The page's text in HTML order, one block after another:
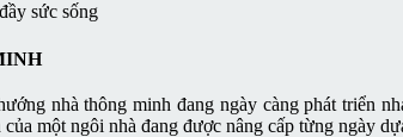
sức sống
nhà thông minh đang ngày càng phát triển
một ngôi nhà đang được nâng cấp từng ngày